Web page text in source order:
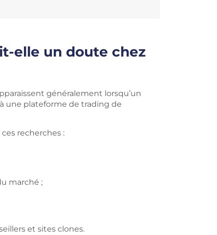
elle un doute chez
généralement lorsqu’un
une plateforme de trading de
recherches :
marché ;
et sites clones.